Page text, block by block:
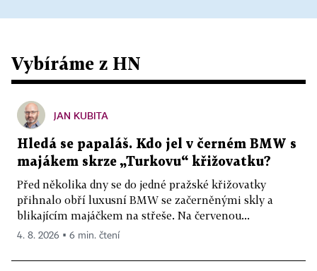
Vybíráme z HN
JAN KUBITA
Hledá se papaláš. Kdo jel v černém BMW s
majákem skrze „Turkovu“ křižovatku?
Před několika dny se do jedné pražské křižovatky
přihnalo obří luxusní BMW se začerněnými skly a
blikajícím majáčkem na střeše. Na červenou...
4. 8. 2026 ▪ 6 min. čtení